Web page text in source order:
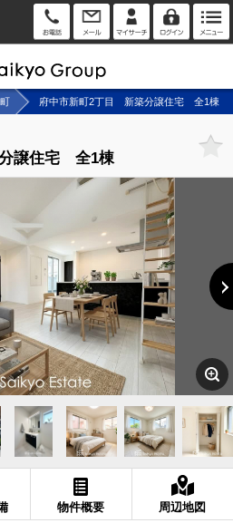
府中市新町2丁目 新築分譲住宅 全1棟
譲住宅 全1棟
物件概要 周辺地図